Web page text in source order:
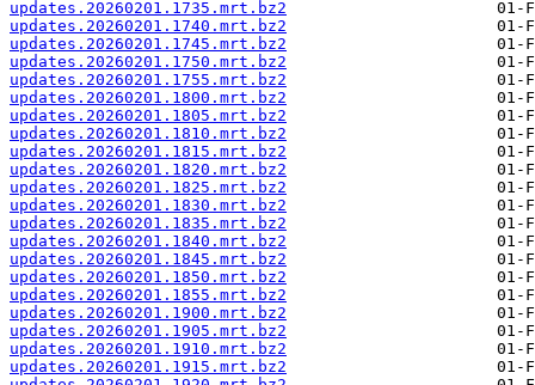
updates.20260201.1735.mrt.bz2
updates.20260201.1740.mrt.bz2
updates.20260201.1745.mrt.bz2
updates.20260201.1750.mrt.bz2
updates.20260201.1755.mrt.bz2
updates.20260201.1800.mrt.bz2
updates.20260201.1805.mrt.bz2
updates.20260201.1810.mrt.bz2
updates.20260201.1815.mrt.bz2
updates.20260201.1820.mrt.bz2
updates.20260201.1825.mrt.bz2
updates.20260201.1830.mrt.bz2
updates.20260201.1835.mrt.bz2
updates.20260201.1840.mrt.bz2
updates.20260201.1845.mrt.bz2
updates.20260201.1850.mrt.bz2
updates.20260201.1855.mrt.bz2
updates.20260201.1900.mrt.bz2
updates.20260201.1905.mrt.bz2
updates.20260201.1910.mrt.bz2
updates.20260201.1915.mrt.bz2